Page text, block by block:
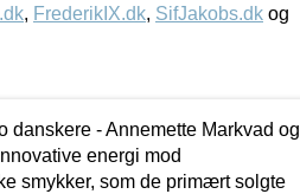
, FrederikIX.dk, SifJakobs.dk og
danskere - Annemette Markvad og
energi mod
smykker, som de primært solgte